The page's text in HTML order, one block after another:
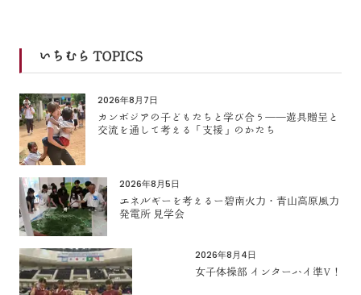
いちむら TOPICS
2026年8月7日
カンボジアの子どもたちと学び合う――遊具贈呈と
交流を通して考える「支援」のかたち
2026年8月5日
エネルギーを考えるー碧南火力・青山高原風力
発電所 見学会
2026年8月4日
女子体操部 インターハイ準V！